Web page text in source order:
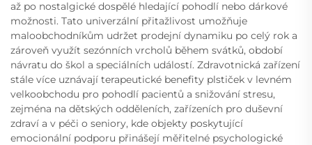
až po nostalgické dospělé hledající pohodlí nebo dárkové
možnosti. Tato univerzální přitažlivost umožňuje
maloobchodníkům udržet prodejní dynamiku po celý rok a
zároveň využít sezónních vrcholů během svátků, období
návratu do škol a speciálních událostí. Zdravotnická zařízení
stále více uznávají terapeutické benefity plstiček v levném
velkoobchodu pro pohodlí pacientů a snižování stresu,
zejména na dětských odděleních, zařízeních pro duševní
zdraví a v péči o seniory, kde objekty poskytující
emocionální podporu přinášejí měřitelné psychologické